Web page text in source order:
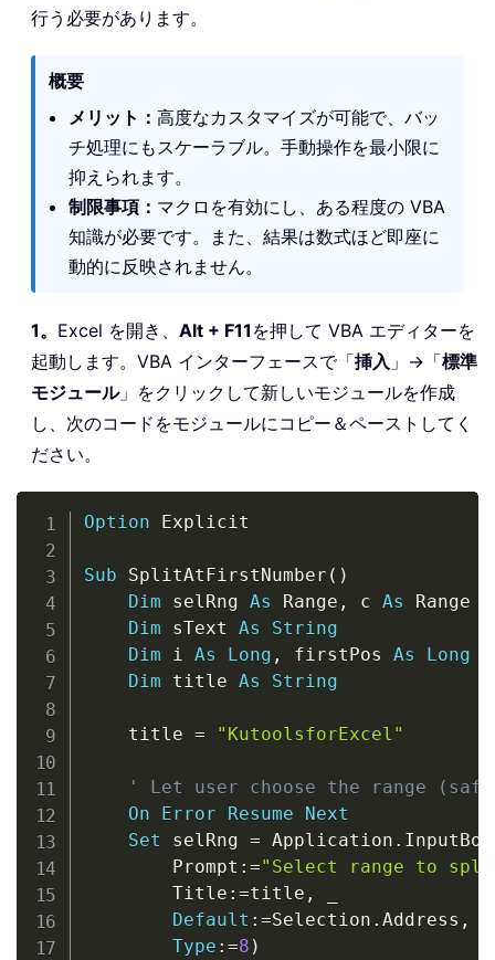
行う必要があります。
概要
メリット： 高度なカスタマイズが可能で、バッ
チ処理にもスケーラブル。手動操作を最小限に
抑えられます。
制限事項： マクロを有効にし、ある程度の VBA
知識が必要です。また、結果は数式ほど即座に
動的に反映されません。
1。 Excel を開き、 Alt + F11 を押して VBA エディターを
起動します。VBA インターフェースで「挿入 」→「標準
モジュール」をクリックして新しいモジュールを作成
し、次のコードをモジュールにコピー＆ペーストしてく
ださい。
Option Explicit
Sub SplitAtFirstNumber ( )
Dim selRng As Range , c As Range
Dim sText As
String
Dim i As Long , firstPos As
Long
Dim title As String
    title
= "KutoolsforExcel"
' Let user choose the range
On
Error Resume
Next
Set selRng = Application . InputBox
        Prompt
: ="Select range to
        Title
: =title ,
Default : =Selection . Address ,
Type : =8 )